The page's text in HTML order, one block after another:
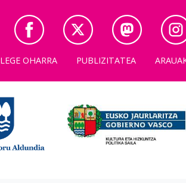
LEGE OHARRA PUBLIZITATEA